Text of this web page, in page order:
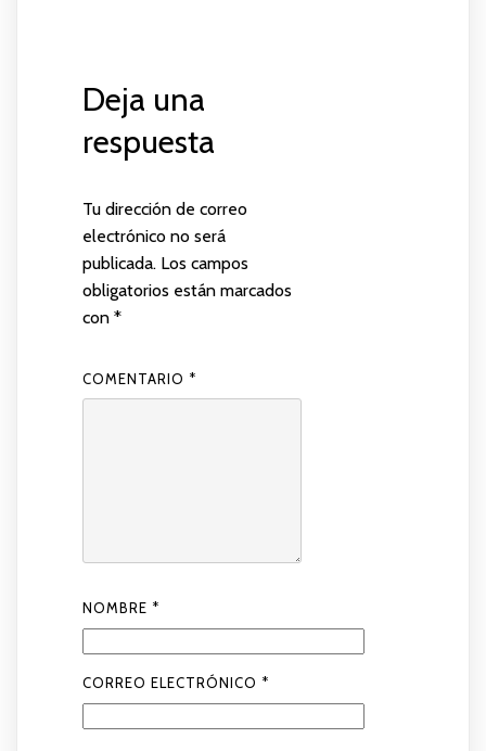
Deja una
respuesta
Tu dirección de correo
electrónico no será
publicada. Los campos
obligatorios están marcados
con *
COMENTARIO *
NOMBRE *
CORREO ELECTRÓNICO *